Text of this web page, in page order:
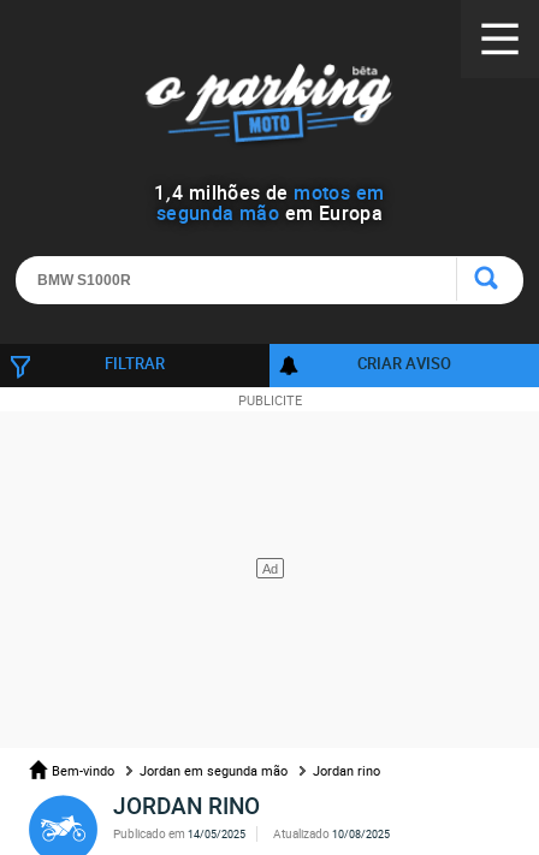
1 ,4 milhões de motos em
segunda mão em Europa
FILTRAR CRIAR AVISO
Bem-vindo Jordan em segunda mão Jordan rino
JORDAN RINO
Publicado em 14/05/2025 Atualizado10/08/2025